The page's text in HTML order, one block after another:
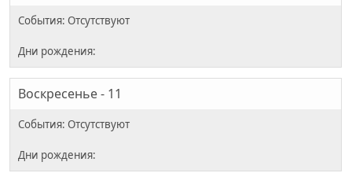
Воскресенье - 11